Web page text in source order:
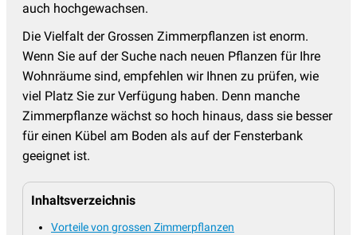
auch hochgewachsen.
Die Vielfalt der Grossen Zimmerpflanzen ist enorm.
Wenn Sie auf der Suche nach neuen Pflanzen für Ihre
Wohnräume sind, empfehlen wir Ihnen zu prüfen, wie
viel Platz Sie zur Verfügung haben. Denn manche
Zimmerpflanze wächst so hoch hinaus, dass sie besser
für einen Kübel am Boden als auf der Fensterbank
geeignet ist.
Inhaltsverzeichnis
Vorteile von grossen Zimmerpflanzen